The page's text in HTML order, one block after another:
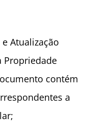
Atualização
Propriedade
contém
a